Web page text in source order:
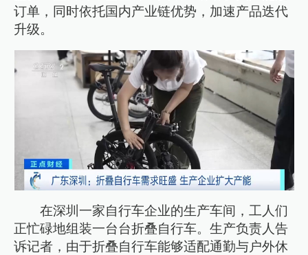
订单，同时依托国内产业链优势，加速产品迭代
升级。
在深圳一家自行车企业的生产车间，工人们
正忙碌地组装一台台折叠自行车。生产负责人告
诉记者，由于折叠自行车能够适配通勤与户外休